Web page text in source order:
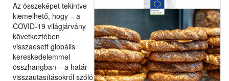
Az összeképet tekintve
kiemelhető, hogy – a
COVID-19 világjárvány
következtében
visszaesett globális
kereskedelemmel
összhangban – a határ-
visszautasításokról szóló